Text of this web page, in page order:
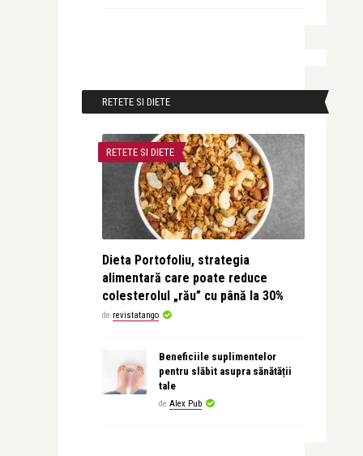
RETETE SI DIETE
RETETE SI DIETE
Dieta Portofoliu, strategia
alimentară care poate reduce
colesterolul „rău” cu până la 30%
de revistatango
Beneficiile suplimentelor
pentru slăbit asupra sănătății
tale
de Alex Pub